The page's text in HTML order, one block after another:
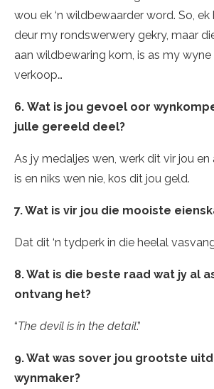
wou ek ‘n wildbewaarder word. So,
deur my rondswerwery gekry, maar
aan wildbewaring kom, is as my
verkoop…
6. Wat is jou gevoel oor
julle gereeld deel?
As jy medaljes wen, werk dit vir jou en
is en niks wen nie, kos dit jou geld.
7. Wat is vir jou die mooiste
Dat dit ‘n tydperk in die heelal
8. Wat is die beste raad wat jy al
ontvang het?
“The devil is in the detail.”
9. Wat was sover jou grootste
wynmaker?